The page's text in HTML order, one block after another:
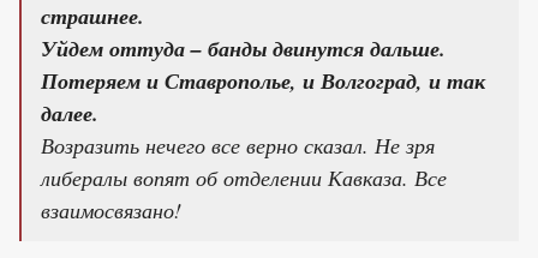
страшнее.
Уйдем оттуда – банды двинутся дальше.
Потеряем и Ставрополье, и Волгоград, и так
далее.
Возразить нечего все верно сказал. Не зря
либералы вопят об отделении Кавказа. Все
взаимосвязано!